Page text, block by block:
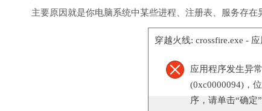
主要原因就是你电脑系统中某些进程、注册表、服务存在
穿越火线: crossfire.exe -
应用程序发生异
(0xc0000094)，
序，请单击“确定”